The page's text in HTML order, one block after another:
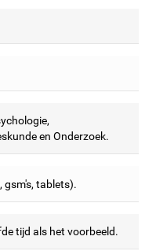
en Onderzoek.
gsm's, tablets).
tijd als het voorbeeld.